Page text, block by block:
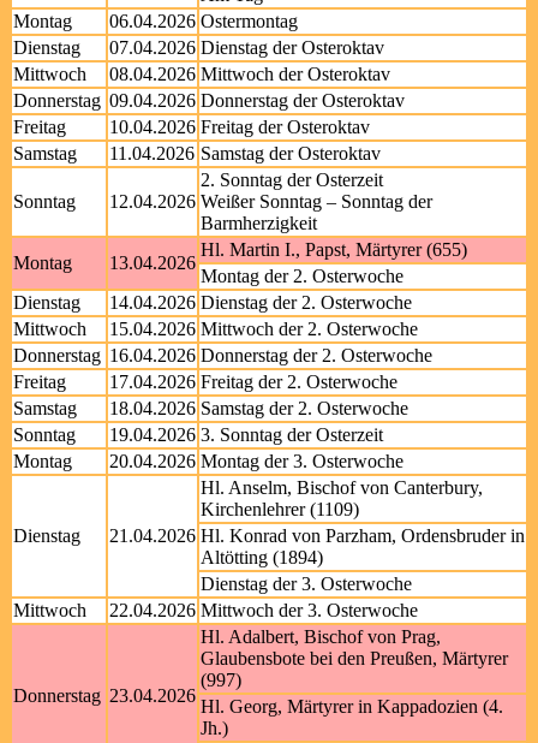
Montag
06.04.2026 Ostermontag
Dienstag
07.04.2026 Dienstag der Osteroktav
Mittwoch
08.04.2026 Mittwoch der Osteroktav
Donnerstag 09.04.2026 Donnerstag der Osteroktav
Freitag
10.04.2026 Freitag der Osteroktav
Samstag
11.04.2026 Samstag der Osteroktav
Sonntag 12.04.2026
2. Sonntag der Osterzeit
Weißer Sonntag – Sonntag der
Barmherzigkeit
Montag
13.04.2026
Hl. Martin I., Papst, Märtyrer (655)
Montag der 2. Osterwoche
Dienstag
14.04.2026 Dienstag der 2. Osterwoche
Mittwoch
15.04.2026 Mittwoch der 2. Osterwoche
Donnerstag 16.04.2026 Donnerstag der 2. Osterwoche
Freitag
17.04.2026 Freitag der 2. Osterwoche
Samstag
18.04.2026 Samstag der 2. Osterwoche
Sonntag
19.04.2026 3. Sonntag der Osterzeit
Montag
20.04.2026 Montag der 3. Osterwoche
Dienstag 21.04.2026
Hl. Anselm, Bischof von Canterbury,
Kirchenlehrer (1109)
Hl. Konrad von Parzham, Ordensbruder in
Altötting (1894)
Dienstag der 3. Osterwoche
Mittwoch
22.04.2026 Mittwoch der 3. Osterwoche
Donnerstag 23.04.2026
Hl. Adalbert, Bischof von Prag,
Glaubensbote bei den Preußen, Märtyrer
(997)
Hl. Georg, Märtyrer in Kappadozien (4.
Jh.)